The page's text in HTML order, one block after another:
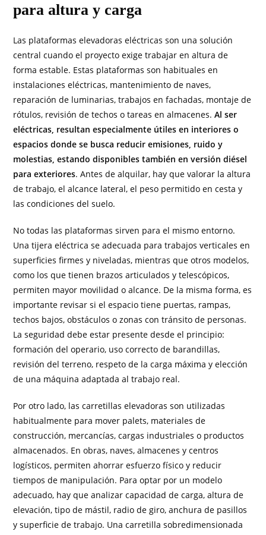
para altura y carga
Las plataformas elevadoras eléctricas son una solución
central cuando el proyecto exige trabajar en altura de
forma estable. Estas plataformas son habituales en
instalaciones eléctricas, mantenimiento de naves,
reparación de luminarias, trabajos en fachadas, montaje de
rótulos, revisión de techos o tareas en almacenes.Al ser
eléctricas, resultan especialmente útiles en interiores o
espacios donde se busca reducir emisiones, ruido y
molestias, estando disponibles también en versión diésel
para exteriores. Antes de alquilar, hay que valorar la altura
de trabajo, el alcance lateral, el peso permitido en cesta y
las condiciones del suelo.
No todas las plataformas sirven para el mismo entorno.
Una tijera eléctrica se adecuada para trabajos verticales en
superficies firmes y niveladas, mientras que otros modelos,
como los que tienen brazos articulados y telescópicos,
permiten mayor movilidad o alcance. De la misma forma, es
importante revisar si el espacio tiene puertas, rampas,
techos bajos, obstáculos o zonas con tránsito de personas.
La seguridad debe estar presente desde el principio:
formación del operario, uso correcto de barandillas,
revisión del terreno, respeto de la carga máxima y elección
de una máquina adaptada al trabajo real.
Por otro lado, las carretillas elevadoras son utilizadas
habitualmente para mover palets, materiales de
construcción, mercancías, cargas industriales o productos
almacenados. En obras, naves, almacenes y centros
logísticos, permiten ahorrar esfuerzo físico y reducir
tiempos de manipulación. Para optar por un modelo
adecuado, hay que analizar capacidad de carga, altura de
elevación, tipo de mástil, radio de giro, anchura de pasillos
y superficie de trabajo. Una carretilla sobredimensionada